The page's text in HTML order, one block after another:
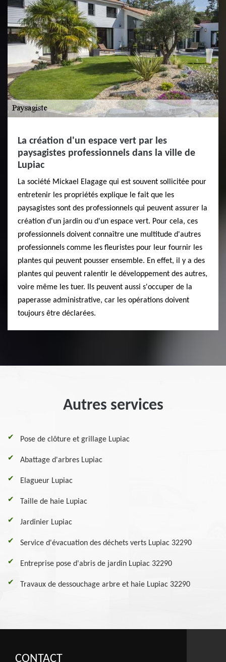
La création d'un espace vert par les
paysagistes professionnels dans la ville de
Lupiac
La société Mickael Elagage qui est souvent sollicitée pour
entretenir les propriétés explique le fait que les
paysagistes sont des professionnels qui peuvent assurer la
création d'un jardin ou d'un espace vert. Pour cela, ces
professionnels doivent connaître une multitude d'autres
professionnels comme les fleuristes pour leur fournir les
plantes qui peuvent pousser ensemble. En effet, il y a des
plantes qui peuvent ralentir le développement des autres,
voire même les tuer. Ils peuvent aussi s'occuper de la
paperasse administrative, car les opérations doivent
toujours être déclarées.
Autres services
Pose de clôture et grillage Lupiac
Abattage d'arbres Lupiac
Elagueur Lupiac
Taille de haie Lupiac
Jardinier Lupiac
Service d'évacuation des déchets verts Lupiac 32290
Entreprise pose d'abris de jardin Lupiac 32290
Travaux de dessouchage arbre et haie Lupiac 32290
CONTACT